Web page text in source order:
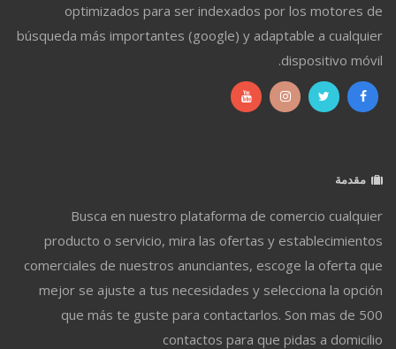
optimizados para ser indexados por los motores de
búsqueda más importantes (google) y adaptable a cualquier
dispositivo móvil.
مقدمة
Busca en nuestro plataforma de comercio cualquier
producto o servicio, mira las ofertas y establecimientos
comerciales de nuestros anunciantes, escoge la oferta que
mejor se ajuste a tus necesidades y selecciona la opción
que más te guste para contactarlos. Son mas de 500
contactos para que pidas a domicilio